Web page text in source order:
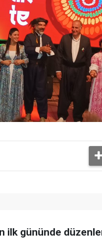
ilk gününde